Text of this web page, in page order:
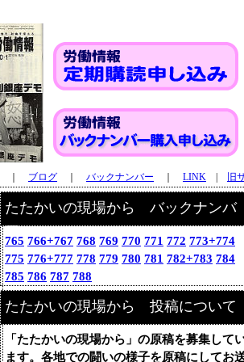
ブログ バックナンバー LINK 旧
たたかいの現場から バックナンバ
ー
765 766+767 768 769 770 771 772 773+774
775 776+777 778 779 780 781 782+783 784
785 786 787 788
たたかいの現場から 投稿について
「たたかいの現場から」の原稿を募集して
ます。各地での闘いの様子を原稿にしてお